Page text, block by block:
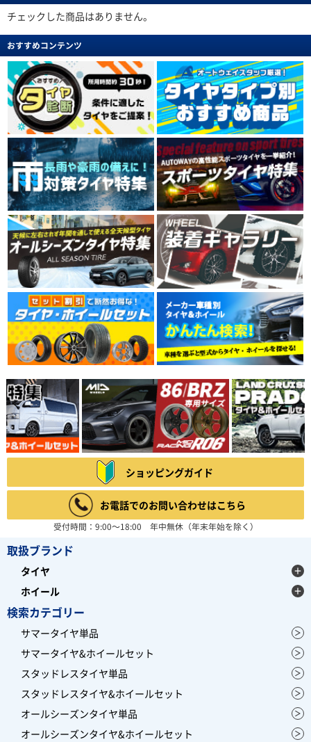
チェックした商品はありません。
おすすめコンテンツ
ショッピングガイド
お電話でのお問い合わせはこちら
受付時間：9:00～18:00 年中無休（年末年始を除く）
取扱ブランド
タイヤ
ホイール
検索カテゴリー
サマータイヤ単品
サマータイヤ&ホイールセット
スタッドレスタイヤ単品
スタッドレスタイヤ&ホイールセット
オールシーズンタイヤ単品
オールシーズンタイヤ&ホイールセット